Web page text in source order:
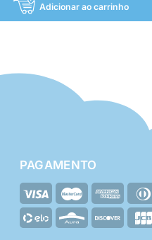
Adicionar ao carrinho
PAGAMENTO